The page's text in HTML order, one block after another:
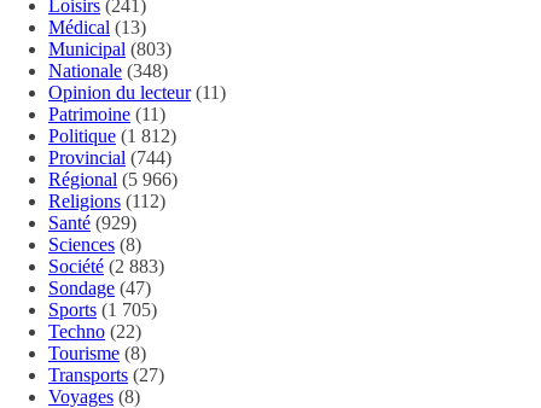
Loisirs (241)
Médical (13)
Municipal (803)
Nationale (348)
Opinion du lecteur(11)
Patrimoine (11)
Politique (1 812)
Provincial (744)
Régional (5 966)
Religions (112)
Santé (929)
Sciences (8)
Société (2 883)
Sondage (47)
Sports (1 705)
Techno (22)
Tourisme (8)
Transports (27)
Voyages (8)